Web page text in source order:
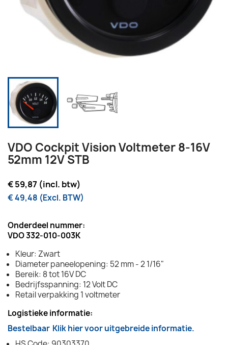
VDO Cockpit Vision Voltmeter 8-16V
52mm 12V STB
€ 59,87 (incl. btw)
€ 49,48 (Excl. BTW)
Onderdeel nummer:
VDO 332-010-003K
Kleur: Zwart
Diameter paneelopening: 52 mm - 2 1/16"
Bereik: 8 tot 16V DC
Bedrijfsspanning: 12 Volt DC
Retail verpakking 1 voltmeter
Logistieke informatie:
Bestelbaar Klik hier voor uitgebreide informatie.